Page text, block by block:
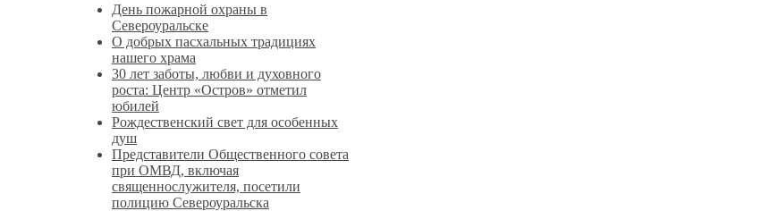
День пожарной охраны в
Североуральске
О добрых пасхальных традициях
нашего храма
30 лет заботы, любви и духовного
роста: Центр «Остров» отметил
юбилей
Рождественский свет для особенных
душ
Представители Общественного совета
при ОМВД, включая
священнослужителя, посетили
полицию Североуральска